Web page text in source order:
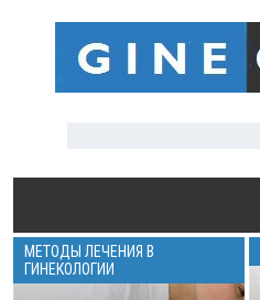
МЕТОДЫ ЛЕЧЕНИЯ В
ГИНЕКОЛОГИИ